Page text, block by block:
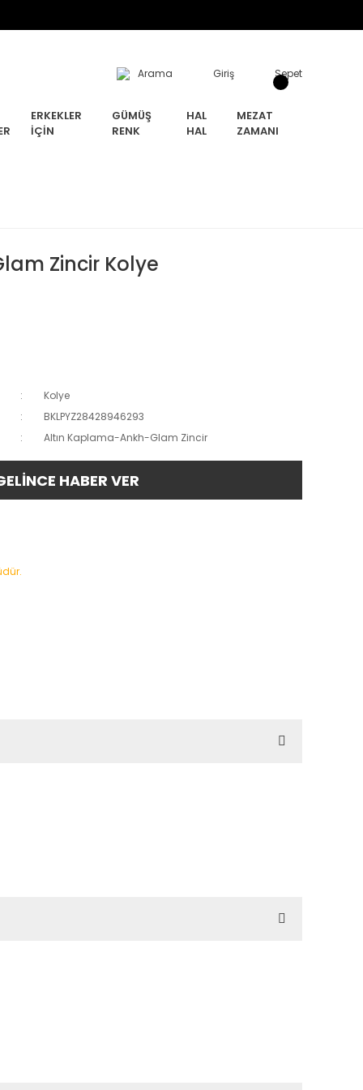
Arama Giriş Sepet
ERKEKLER
İÇIN
GÜMÜŞ
RENK
HAL
HAL
MEZAT
ZAMANI
Zincir Kolye
Kolye
BKLPYZ28428946293
Altın Kaplama-Ankh-Glam Zincir
HABER VER